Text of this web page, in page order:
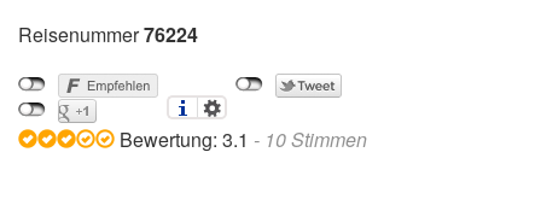
Reisenummer76224
Bewertung: 3.1 - 10Stimmen